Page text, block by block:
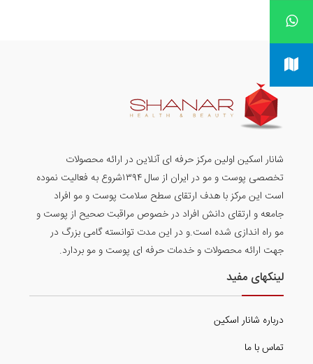
شانار اسکین اولین مرکز حرفه ای آنلاین در ارائه محصولات
تخصصی پوست و مو در ایران از سال ۱۳۹۴شروع به فعالیت نموده
است این مرکز با هدف ارتقای سطح سلامت پوست و مو افراد
جامعه و ارتقای دانش افراد در خصوص مراقبت صحیح از پوست و
مو راه اندازی شده است.و در این مدت توانسته گامی بزرگ در
جهت ارائه محصولات و خدمات حرفه ای پوست و مو بردارد.
لینکهای مفید
درباره شانار اسکین
تماس با ما